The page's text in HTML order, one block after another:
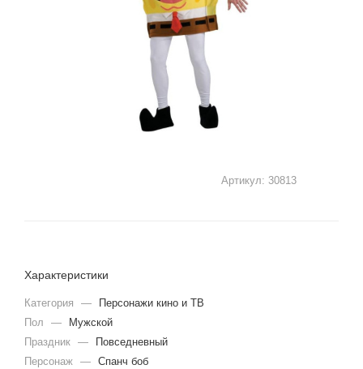
Артикул: 30813
Характеристики
Категория —
Персонажи кино и ТВ
Пол
—
Мужской
Праздник —
Повседневный
Персонаж — Cпанч боб